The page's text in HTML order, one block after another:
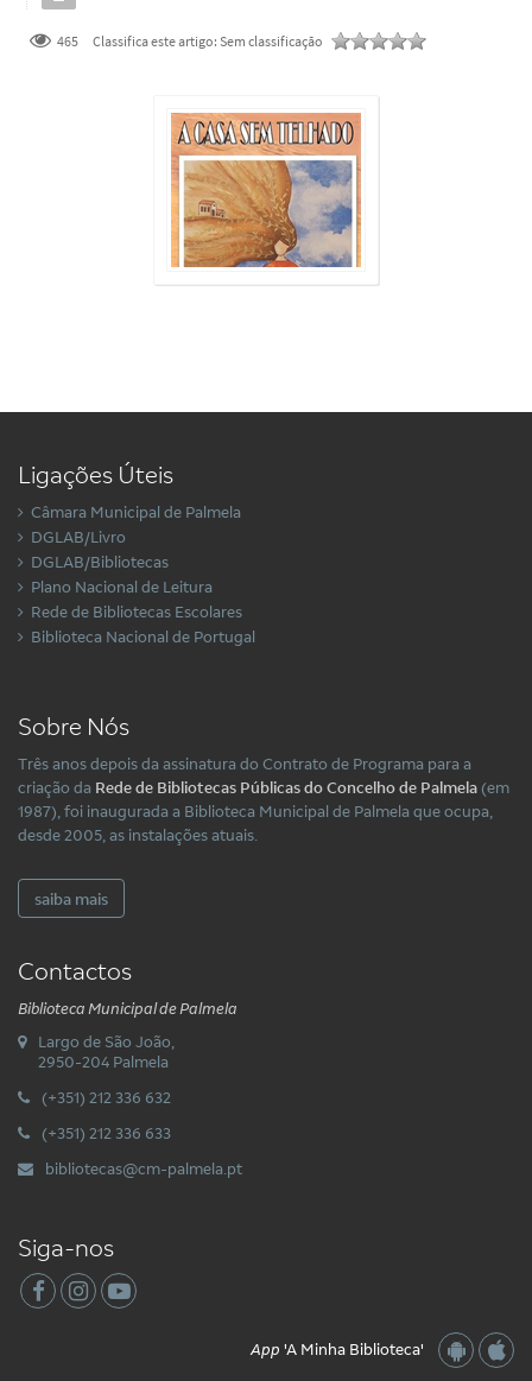
465 Classifica este artigo: Sem classificação
Ligações Úteis
Câmara Municipal de Palmela
DGLAB/Livro
DGLAB/Bibliotecas
Plano Nacional de Leitura
Rede de Bibliotecas Escolares
Biblioteca Nacional de Portugal
Sobre Nós
Três anos depois da assinatura do Contrato de Programa para a
criação da Rede de Bibliotecas Públicas do Concelho de Palmela (em
1987), foi inaugurada a Biblioteca Municipal de Palmela que ocupa,
desde 2005, as instalações atuais.
saiba mais
Contactos
Biblioteca Municipal de Palmela
Largo de São João,
2950-204 Palmela
(+351) 212 336 632
(+351) 212 336 633
bibliotecas@cm-palmela.pt
Siga-nos
App 'A Minha Biblioteca'